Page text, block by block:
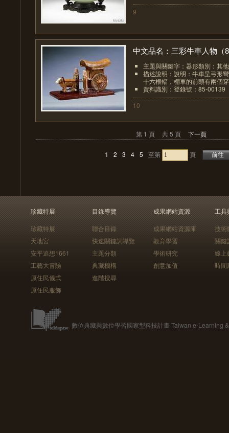
9
中文品名：三彩牛車人物（
主題與關鍵字：器形類別：其他
描述說明：說明：牛車呈弓形
十六根輻，棚車的前頭有兩個
資料識別：登錄號：85-00139
10
第 1 頁 共 5 頁 下一頁
1 2 3 4 5 至第 頁
珍藏特展
珍藏特展
天地宮
安平追想1661
工藝大冒險
原住民儀式
原住民服飾
目錄導覽
聯合目錄
快速關鍵詞導覽
主題分類
典藏機構
進階搜尋
成果網站資源
成果網站資源庫
教育學習
學術研究
創意加值
工具
技術
關鍵
線上
時間
數位典藏與數位學習國家型科技計畫 Taiwan e-Learning